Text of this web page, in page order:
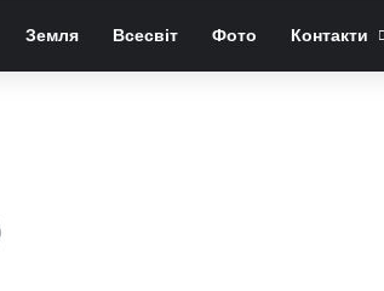
Земля Всесвіт Фото Контакти